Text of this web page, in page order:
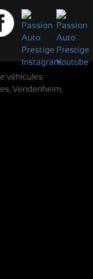
véhicules
Vendenheim,